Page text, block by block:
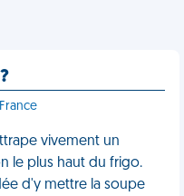
vivement un
le plus haut du frigo.
d'y mettre la soupe